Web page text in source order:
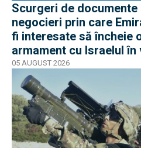
Scurgeri de
negocieri prin care
fi interesate să încheie
armament cu Israelul în
miliarde de dolari
05 AUGUST 2026